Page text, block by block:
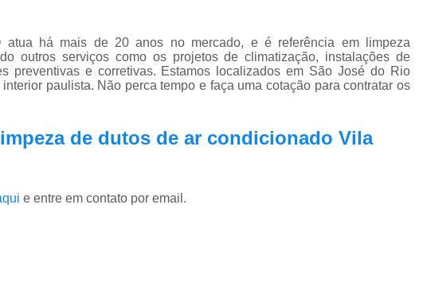
Pmoc Ar Condicionado Vila
Pmoc para Ar Condicionado
Pmoc
Pmoc Plano de Manutenção
Retrofit de Sistema de Ar
atua há mais de 20 anos no mercado, e é referência em limpeza
outros serviços como os projetos de climatização, instalações de
preventivas e corretivas. Estamos localizados em São José do Rio
paulista. Não perca tempo e faça uma cotação para contratar os
de dutos de ar condicionado Vila
e entre em contato por email.